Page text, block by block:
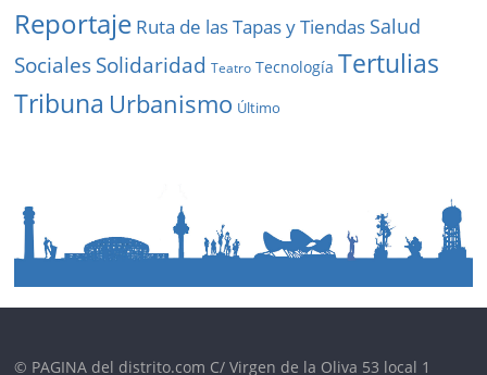
Reportaje Ruta de las Tapas y Tiendas Salud
SocialesSolidaridad Teatro Tecnología Tertulias
Tribuna Urbanismo Último
© PAGINA del distrito.com C/ Virgen de la Oliva 53 local 1